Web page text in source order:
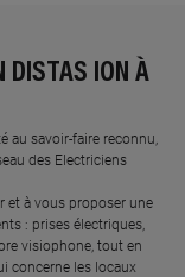
DISTAS ION À
au savoir-faire reconnu,
des Electriciens
et à vous proposer une
: prises électriques,
visiophone, tout en
concerne les locaux